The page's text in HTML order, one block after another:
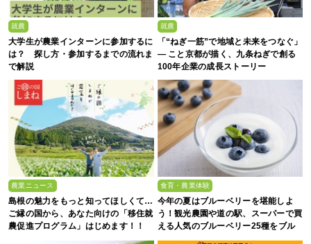
就農
大学生が農業インターンに参加するに
は？ 探し方・参加するまでの流れま
で解説
就農
「“ねぎ一筋”で地域と未来をつなぐ」
— こと京都が描く、九条ねぎで創る
100年企業の成長ストーリー
農業ニュース
島根の魅力をもっと知ってほしくて…
ご縁の国から、あなた向けの「移住就
農促進プログラム」はじめます！！
食育・農業体験
今年の夏はブルーベリーを堪能しよ
う！観光農園や道の駅、スーパーで買
える人気のブルーベリー25種をブル
ーベリー農家の息子が解説